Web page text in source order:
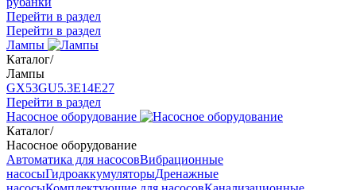
Перейти в раздел
Перейти в раздел
Лампы
Каталог/
Лампы
GX53GU5.3Е14Е27
Перейти в раздел
Насосное оборудование
Каталог/
Насосное оборудование
Автоматика для насосовВибрационные
насосыГидроаккумуляторыДренажные